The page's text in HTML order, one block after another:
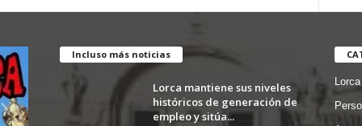
Incluso más noticias
Lorca mantiene sus niveles
históricos de generación de
empleo y sitúa...
Lorca